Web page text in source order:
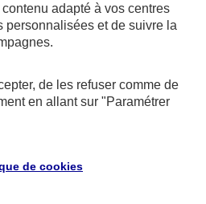
Assurances,
429 430,40 €,
Couturier
adapté à vos centres
personnalisées et de suivre la
de les refuser comme de
en allant sur "Paramétrer
de cookies